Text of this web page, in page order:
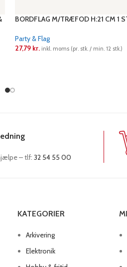
BORDFLAG M/TRÆFOD H:21 CM 1
Party & Flag
27,79 kr. inkl. moms (pr. stk. / min. 12 stk.)
– tlf:32 54 55 00
KATEGORIER
Arkivering
Elektronik